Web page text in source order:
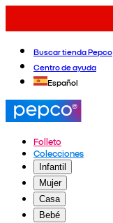
Buscar tienda Pepco
Centro de ayuda
Español
Folleto
Colecciones
Infantil
Mujer
Casa
Bebé